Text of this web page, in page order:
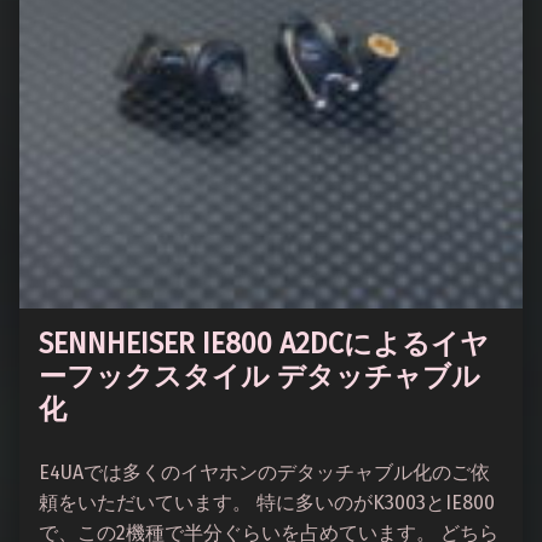
SENNHEISER IE800 A2DCによるイヤ
ーフックスタイル デタッチャブル
化
E4UAでは多くのイヤホンのデタッチャブル化のご依
頼をいただいています。 特に多いのがK3003とIE800
で、この2機種で半分ぐらいを占めています。 どちら